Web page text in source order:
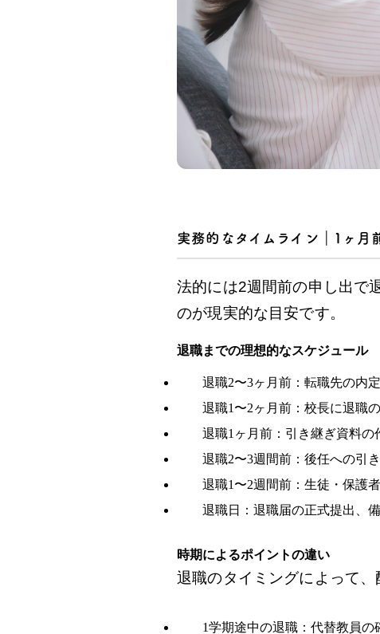
実務的なタイムライン｜1ヶ月
法的には2週間前の申し出で
のが現実的な目安です。
退職までの理想的なスケジュール
退職2〜3ヶ月前：転職先の内
退職1〜2ヶ月前：校長に退職
退職1ヶ月前：引き継ぎ資料の
退職2〜3週間前：後任への引
退職1〜2週間前：生徒・保護
退職日：退職届の正式提出、
時期によるポイントの違い
退職のタイミングによって、
1学期途中の退職：代替教員